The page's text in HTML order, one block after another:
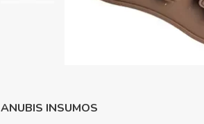
ANUBIS INSUMOS